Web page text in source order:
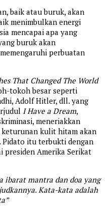
baik atau buruk, akan
menimbulkan energi
mencapai apa yang
buruk akan
perbuatan
That Changed The World
tokoh besar seperti
Adolf Hitler, dll. yang
I Have a Dream,
meneriakkan
keturunan kulit hitam akan
Pidato itu terbukti dengan
presiden Amerika Serikat
ibarat mantra dan doa yang
Kata-kata adalah